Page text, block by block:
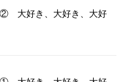
大好き、大好き、大好